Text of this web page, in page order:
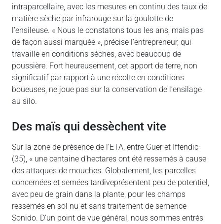
intraparcellaire, avec les mesures en continu des taux de
matière sèche par infrarouge sur la goulotte de
l’ensileuse. « Nous le constatons tous les ans, mais pas
de façon aussi marquée », précise l’entrepreneur, qui
travaille en conditions sèches, avec beaucoup de
poussière. Fort heureusement, cet apport de terre, non
significatif par rapport à une récolte en conditions
boueuses, ne joue pas sur la conservation de l’ensilage
au silo.
Des maïs qui dessèchent vite
Sur la zone de présence de l’ETA, entre Guer et Iffendic
(35), « une centaine d’hectares ont été ressemés à cause
des attaques de mouches. Globalement, les parcelles
concernées et semées tardiveprésentent peu de potentiel,
avec peu de grain dans la plante, pour les champs
ressemés en sol nu et sans traitement de semence
Sonido. D’un point de vue général, nous sommes entrés